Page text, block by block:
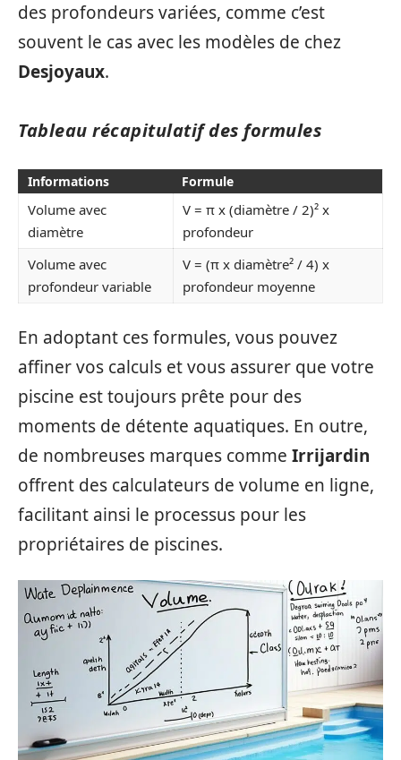
des profondeurs variées, comme c’est
souvent le cas avec les modèles de chez
Desjoyaux.
Tableau récapitulatif des formules
Informations Formule
Volume avec
diamètre
V = π x (diamètre / 2)² x
profondeur
Volume avec
profondeur variable
V = (π x diamètre² / 4) x
profondeur moyenne
En adoptant ces formules, vous pouvez
affiner vos calculs et vous assurer que votre
piscine est toujours prête pour des
moments de détente aquatiques. En outre,
de nombreuses marques comme Irrijardin
offrent des calculateurs de volume en ligne,
facilitant ainsi le processus pour les
propriétaires de piscines.